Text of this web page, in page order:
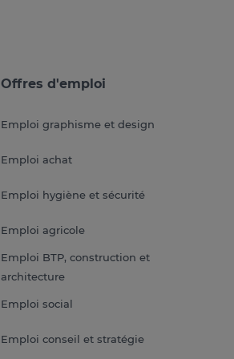
Offres d'emploi
Emploi graphisme et design
Emploi achat
Emploi hygiène et sécurité
Emploi agricole
Emploi BTP, construction et
architecture
Emploi social
Emploi conseil et stratégie